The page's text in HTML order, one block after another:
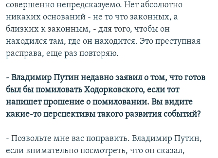
совершенно непредсказуемо. Нет абсолютно
никаких оснований - не то что законных, а
близких к законным, - для того, чтобы он
находился там, где он находится. Это преступная
расправа, еще раз повторяю.
- Владимир Путин недавно заявил о том, что готов
был бы помиловать Ходорковского, если тот
напишет прошение о помиловании. Вы видите
какие-то перспективы такого развития событий?
- Позвольте мне вас поправить. Владимир Путин,
если внимательно посмотреть, что он сказал,